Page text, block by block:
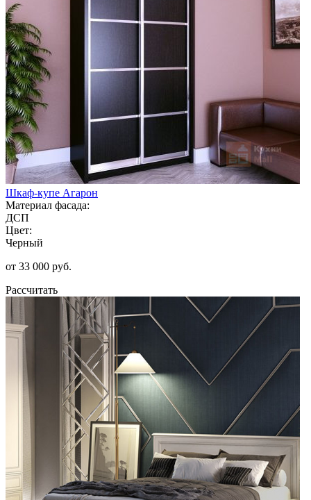
Шкаф-купе Агарон
Материал фасада:
ДСП
Цвет:
Черный
от 33 000 руб.
Рассчитать